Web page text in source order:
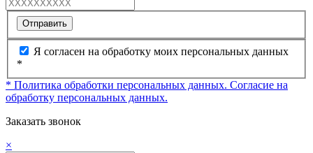
Отправить
Я согласен на обработку моих персональных данных
*
* Политика обработки персональных данных. Согласие на
обработку персональных данных.
Заказать звонок
×